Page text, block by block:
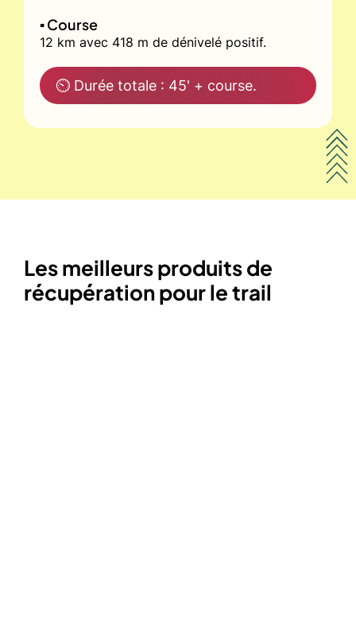
▪️ Course
12 km avec 418 m de dénivelé positif.
⏲ Durée totale : 45' + course.
Les meilleurs produits de
récupération pour le trail